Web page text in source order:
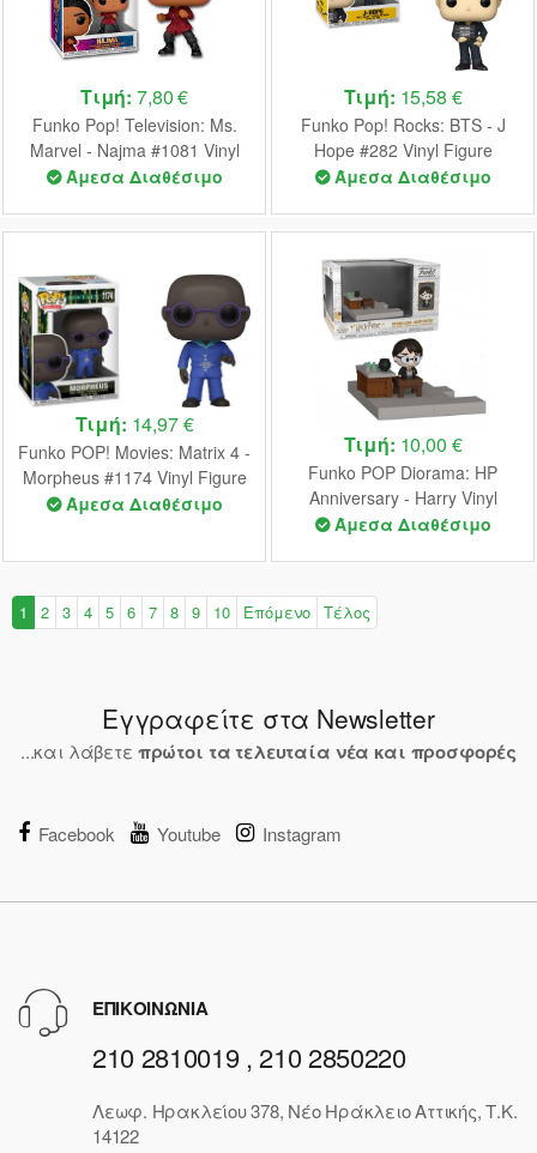
Τιμή: 7,80 €
Funko Pop! Television: Ms.
Marvel - Najma #1081 Vinyl
Figure
Άμεσα Διαθέσιμο
Τιμή: 15,58 €
Funko Pop! Rocks: BTS - J
Hope #282 Vinyl Figure
Άμεσα Διαθέσιμο
Τιμή: 14,97 €
Funko POP! Movies: Matrix 4 -
Morpheus #1174 Vinyl Figure
Άμεσα Διαθέσιμο
Τιμή: 10,00 €
Funko POP Diorama: HP
Anniversary - Harry Vinyl
Figure
Άμεσα Διαθέσιμο
1 2 3 4 5 6 7 8 9 10 Επόμενο Τέλος
Εγγραφείτε στα Newsletter
...και λάβετε πρώτοι τα τελευταία νέα και προσφορές
Facebook Youtube Instagram
ΕΠΙΚΟΙΝΩΝΙΑ
210 2810019 , 210 2850220
Λεωφ. Ηρακλείου 378, Νέο Ηράκλειο Αττικής, Τ.Κ.
14122